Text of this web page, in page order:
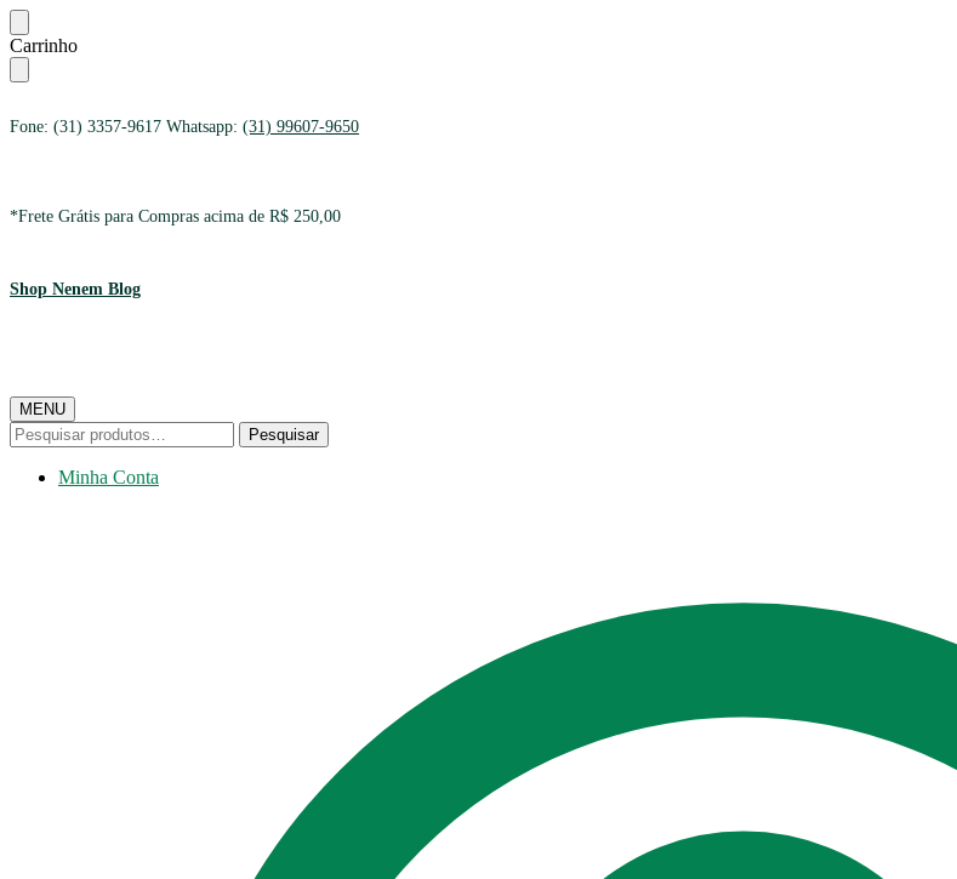
Ir
para
a
Ir
para
o
Carrinho
Fone: (31) 3357-9617 Whatsapp: (31) 99607-9650
*Frete Grátis para Compras acima de R$ 250,00
Shop Nenem Blog
MENU
Pesquisar
por:
Pesquisar
Minha Conta